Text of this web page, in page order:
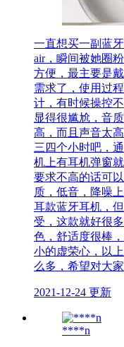
一直想买一副蓝
air，瞬间被她圈
方便，最主要是
需求了，使用过
计，有时候操控
显得很尴尬，音
高，而且声音太
三四个小时吧，
机上有耳机弹窗
要求不高的话可
质，低音，降噪
耳款蓝牙耳机，
受，这款就好很
色，舒适度很棒
小的虚荣心，以
么多，希望对大
2021-12-24 更新
****n